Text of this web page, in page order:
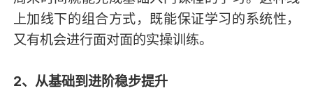
上加线下的组合方式，既能保证学习的系统性，
又有机会进行面对面的实操训练。
2、从基础到进阶稳步提升